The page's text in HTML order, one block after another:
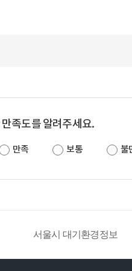
족도를 알려주세요.
만족 보통 불
서울시 대기환경정보